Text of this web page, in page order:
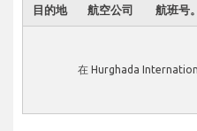
目的地 航空公司 航班号。
在 Hurghada